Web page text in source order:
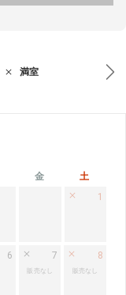
満室
金
土
1
6 7
販売なし
8
販売なし